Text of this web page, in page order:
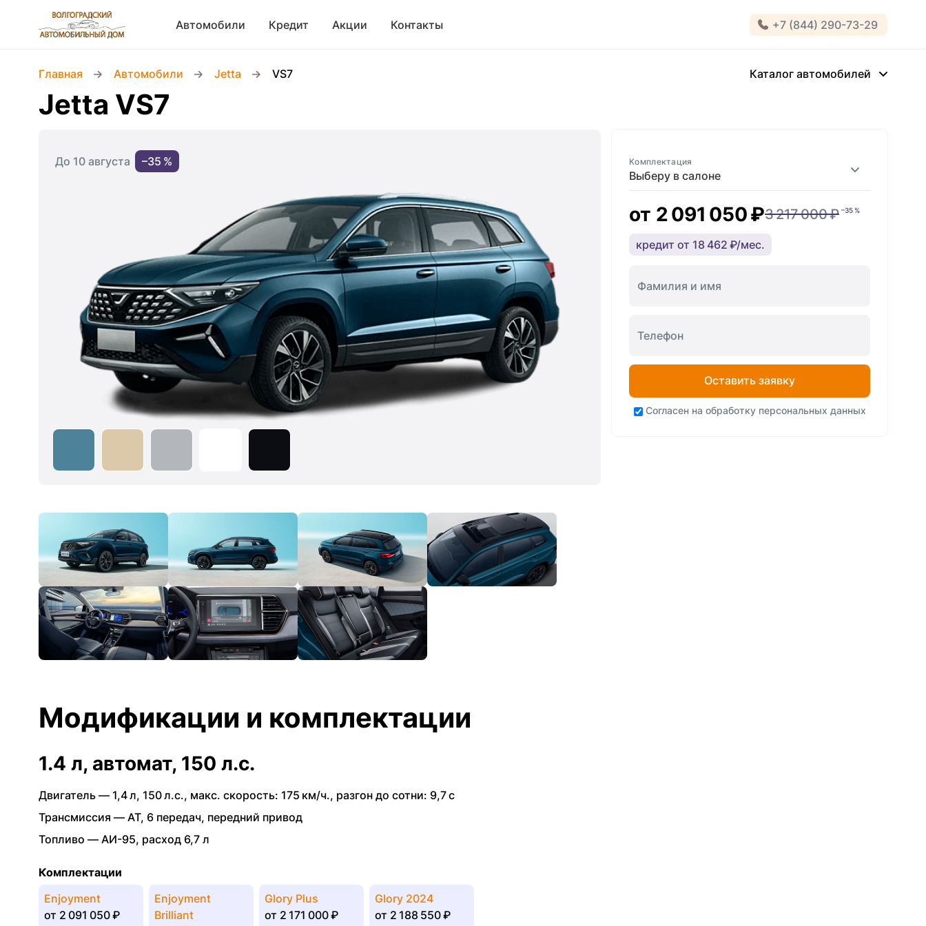
Автомобили Кредит Акции Контакты +7 (844) 290-73-29
Главная Автомобили Jetta VS7 Каталог автомобилей
Jetta VS7
До 10 августа
–35 %
Выберу в салоне
Комплектация
от 2 091 050 ₽3 217 000 ₽ –35 %
кредит от 18 462 ₽/мес.
Оставить заявку
Согласен на обработку персональных данных
Модификации и комплектации
1.4 л, автомат, 150 л.с.
Двигатель — 1,4 л, 150 л.с., макс. скорость: 175 км/ч., разгон до сотни: 9,7 с
Трансмиссия — AT, 6 передач, передний привод
Топливо — АИ-95, расход 6,7 л
Комплектации
Enjoyment
от 2 091 050 ₽
Enjoyment
Brilliant
Glory Plus
от 2 171 000 ₽
Glory 2024
от 2 188 550 ₽